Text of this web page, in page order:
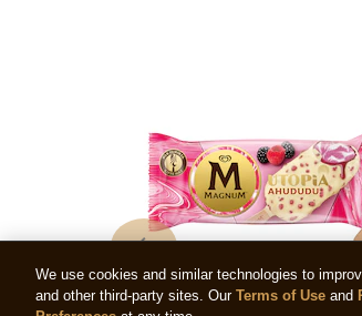
We use cookies and similar technologies to
and other third-party sites. Our Terms of Use and